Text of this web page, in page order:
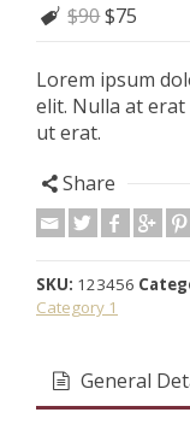
$90$75
Lorem ipsum
elit. Nulla at
ut erat.
Share
SKU: 123456
Category 1
General